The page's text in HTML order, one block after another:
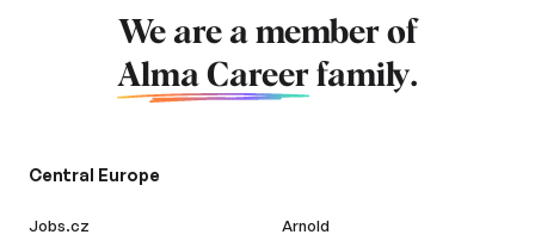
We are a member of
Alma Career family.
Central Europe
Jobs.cz
Arnold